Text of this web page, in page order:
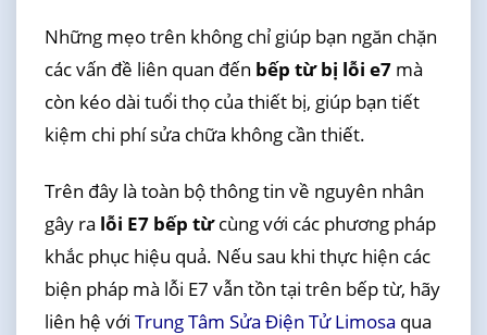
Những mẹo trên không chỉ giúp bạn ngăn chặn
các vấn đề liên quan đến bếp từ bị lỗi e7mà
còn kéo dài tuổi thọ của thiết bị, giúp bạn tiết
kiệm chi phí sửa chữa không cần thiết.
Trên đây là toàn bộ thông tin về nguyên nhân
gây ra lỗi E7 bếp từcùng với các phương pháp
khắc phục hiệu quả. Nếu sau khi thực hiện các
biện pháp mà lỗi E7 vẫn tồn tại trên bếp từ, hãy
liên hệ với Trung Tâm Sửa Điện Tử Limosa qua